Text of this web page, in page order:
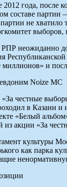
года,
составе
не
выборов,
неожиданно
и
Noize MС
честные
в Казани
«Белый
из акции «За
культуры
как парка